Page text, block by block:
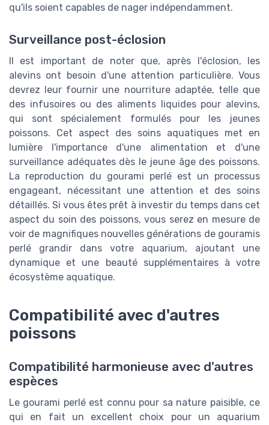
qu'ils soient capables de nager indépendamment.
Surveillance post-éclosion
Il est important de noter que, après l'éclosion, les
alevins ont besoin d'une attention particulière. Vous
devrez leur fournir une nourriture adaptée, telle que
des infusoires ou des aliments liquides pour alevins,
qui sont spécialement formulés pour les jeunes
poissons. Cet aspect des soins aquatiques met en
lumière l'importance d'une alimentation et d'une
surveillance adéquates dès le jeune âge des poissons.
La reproduction du gourami perlé est un processus
engageant, nécessitant une attention et des soins
détaillés. Si vous êtes prêt à investir du temps dans cet
aspect du soin des poissons, vous serez en mesure de
voir de magnifiques nouvelles générations de gouramis
perlé grandir dans votre aquarium, ajoutant une
dynamique et une beauté supplémentaires à votre
écosystème aquatique.
Compatibilité avec d'autres
poissons
Compatibilité harmonieuse avec d'autres
espèces
Le gourami perlé est connu pour sa nature paisible, ce
qui en fait un excellent choix pour un aquarium